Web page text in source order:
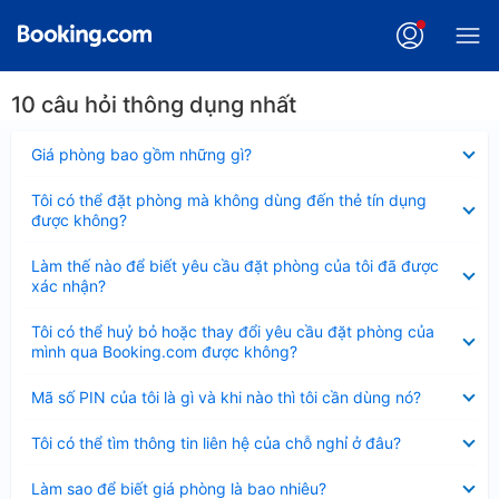
10 câu hỏi thông dụng nhất
Giá phòng bao gồm những gì?
thu
Tôi có thể đặt phòng mà không dùng đến thẻ tín dụng
được không?
thu
gọn
Làm thế nào để biết yêu cầu đặt phòng của tôi đã được
xác nhận?
thu
gọn
Tôi có thể huỷ bỏ hoặc thay đổi yêu cầu đặt phòng của
mình qua Booking.com được không?
thu
gọn
Mã số PIN của tôi là gì và khi nào thì tôi cần dùng nó?
thu
Tôi có thể tìm thông tin liên hệ của chỗ nghỉ ở đâu?
thu
Làm sao để biết giá phòng là bao nhiêu?
thu